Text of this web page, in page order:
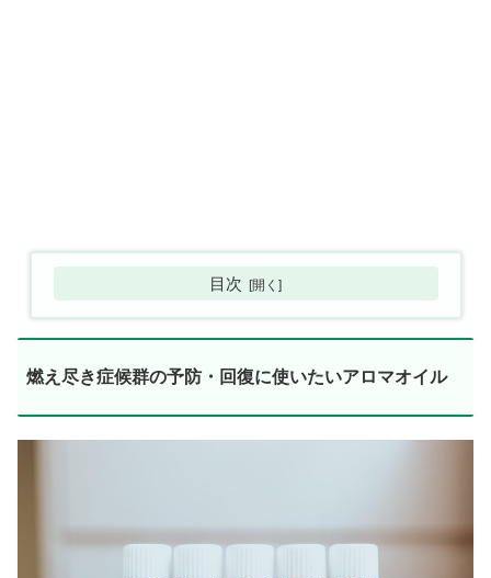
目次
燃え尽き症候群の予防・回復に使いたいアロマオイル